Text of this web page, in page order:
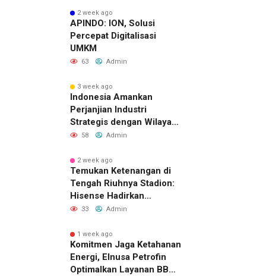
2 week ago
APINDO: ION, Solusi
Percepat Digitalisasi
UMKM
63 Admin
3 week ago
Indonesia Amankan
Perjanjian Industri
Strategis dengan Wilayah
Sverdlovsk, Rusia untuk
58 Admin
2 week ago
Temukan Ketenangan di
Tengah Riuhnya Stadion:
Hisense Hadirkan
Pengalaman FIFA World
Inklusif Lewat Mobile
Sensory Vehicles di 16
Kota Tuan Rumah
33 Admin
1 week ago
Komitmen Jaga Ketahanan
Energi, Elnusa Petrofin
Optimalkan Layanan BBM